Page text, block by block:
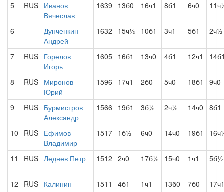
5 RUS Иванов
Вячеслав
1639 13б0 16ч1 8б1 6ч0
6
Дунченкин
Андрей
1632 15ч½ 10б1 3ч1 5б1 2ч½
7 RUS Горелов
Игорь
1605 16б1 13ч0 4б1 12ч1
8 RUS Миронов
Юрий
1596 17ч1 2б0 5ч0 18б1 9ч0
9 RUS Бурмистров
Александр
1566 19б1 3б½ 2ч½ 14ч0 8б1
10 RUS Ефимов
Владимир
1517 1б½ 6ч0 14ч0 19б1
11 RUS Леднев Петр 1512 2ч0 17б½ 15ч0 1ч1 5б½
12 RUS Калинин
1511 4б1 1ч1 13б0 7б0